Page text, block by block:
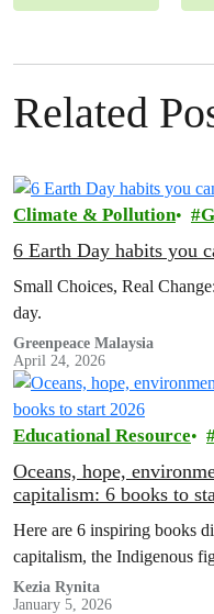
Related
Climate & Pollution
6 Earth Day habits you
Small Choices, Real
day.
Greenpeace Malaysia
April 24, 2026
Educational Resource
Oceans, hope,
capitalism: 6 books to
Here are 6 inspiring books
capitalism, the Indigenous
Kezia Rynita
January 5, 2026